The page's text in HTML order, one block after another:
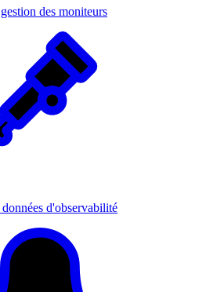
des moniteurs
d'observabilité